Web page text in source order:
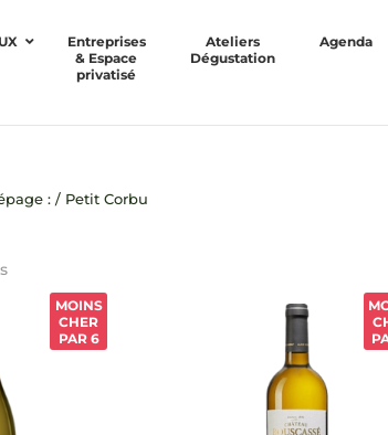
Entreprises
& Espace
privatisé
Ateliers
Dégustation
Agenda
: / Petit Corbu
MOINS
CHER
PAR 6